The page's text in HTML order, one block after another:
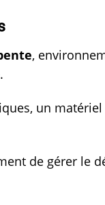
,
un
de gérer le